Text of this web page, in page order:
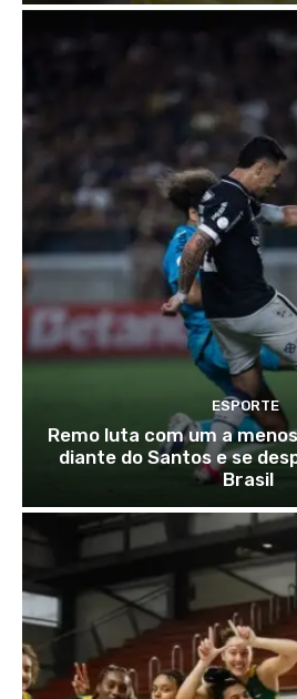
ESPORTE
Remo luta com um a
diante do Santos e se
Brasil